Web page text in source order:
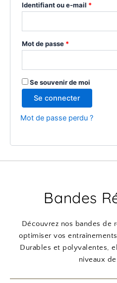
Identifiant ou e-mail *
Mot de passe *
Se souvenir de moi
Se connecter
Mot de passe perdu ?
Bandes
Découvrez nos bandes de
optimiser vos
Durables et polyvalentes,
niveaux